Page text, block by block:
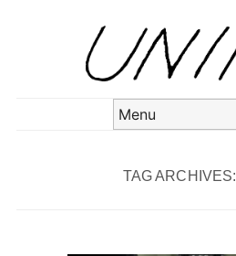
TAG ARCHIVES: